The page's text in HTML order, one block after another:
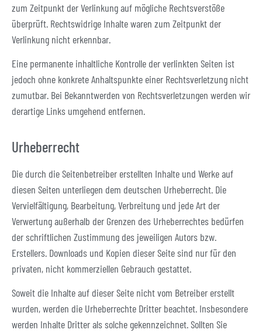
zum Zeitpunkt der Verlinkung auf mögliche Rechtsverstöße
überprüft. Rechtswidrige Inhalte waren zum Zeitpunkt der
Verlinkung nicht erkennbar.
Eine permanente inhaltliche Kontrolle der verlinkten Seiten ist
jedoch ohne konkrete Anhaltspunkte einer Rechtsverletzung nicht
zumutbar. Bei Bekanntwerden von Rechtsverletzungen werden wir
derartige Links umgehend entfernen.
Urheberrecht
Die durch die Seitenbetreiber erstellten Inhalte und Werke auf
diesen Seiten unterliegen dem deutschen Urheberrecht. Die
Vervielfältigung, Bearbeitung, Verbreitung und jede Art der
Verwertung außerhalb der Grenzen des Urheberrechtes bedürfen
der schriftlichen Zustimmung des jeweiligen Autors bzw.
Erstellers. Downloads und Kopien dieser Seite sind nur für den
privaten, nicht kommerziellen Gebrauch gestattet.
Soweit die Inhalte auf dieser Seite nicht vom Betreiber erstellt
wurden, werden die Urheberrechte Dritter beachtet. Insbesondere
werden Inhalte Dritter als solche gekennzeichnet. Sollten Sie